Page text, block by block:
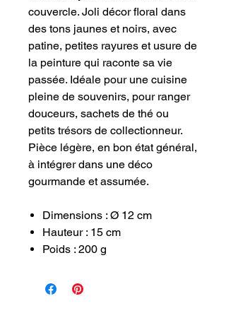
couvercle. Joli décor floral dans
des tons jaunes et noirs, avec
patine, petites rayures et usure de
la peinture qui raconte sa vie
passée. Idéale pour une cuisine
pleine de souvenirs, pour ranger
douceurs, sachets de thé ou
petits trésors de collectionneur.
Pièce légère, en bon état général,
à intégrer dans une déco
gourmande et assumée.
Dimensions : Ø 12 cm
Hauteur : 15 cm
Poids : 200 g